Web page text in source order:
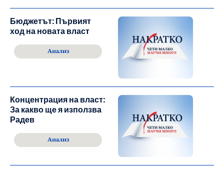
Бюджетът: Първият
ход на новата власт
Анализ
Концентрация на власт:
За какво ще я използва
Радев
Анализ